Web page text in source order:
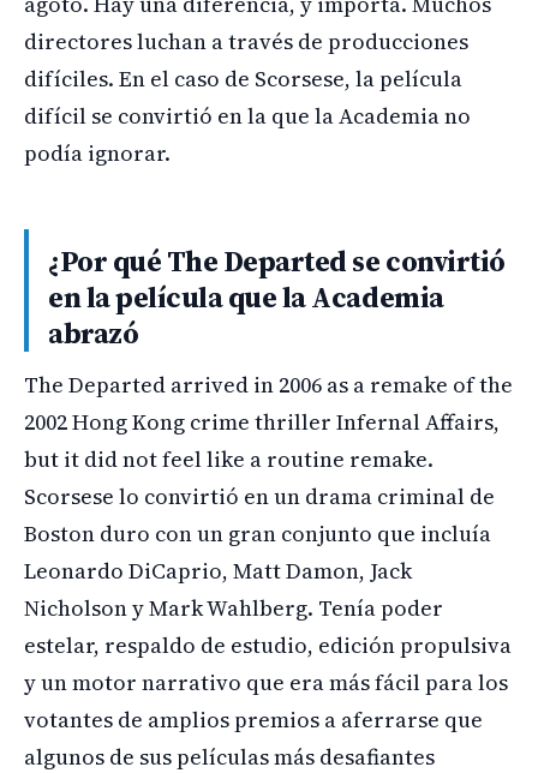
directores luchan a través de producciones
difíciles. En el caso de Scorsese, la película
difícil se convirtió en la que la Academia no
podía ignorar.
¿Por qué The Departed se convirtió
en la película que la Academia
abrazó
The Departed arrived in 2006 as a remake of the
2002 Hong Kong crime thriller Infernal Affairs,
but it did not feel like a routine remake.
Scorsese lo convirtió en un drama criminal de
Boston duro con un gran conjunto que incluía
Leonardo DiCaprio, Matt Damon, Jack
Nicholson y Mark Wahlberg. Tenía poder
estelar, respaldo de estudio, edición propulsiva
y un motor narrativo que era más fácil para los
votantes de amplios premios a aferrarse que
algunos de sus películas más desafiantes